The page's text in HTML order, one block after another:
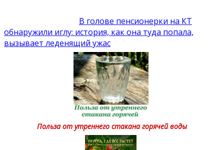
В голове пенсионерки на КТ
обнаружили иглу: история, как она туда попала,
вызывает леденящий ужас
Польза от утреннего стакана горячей воды